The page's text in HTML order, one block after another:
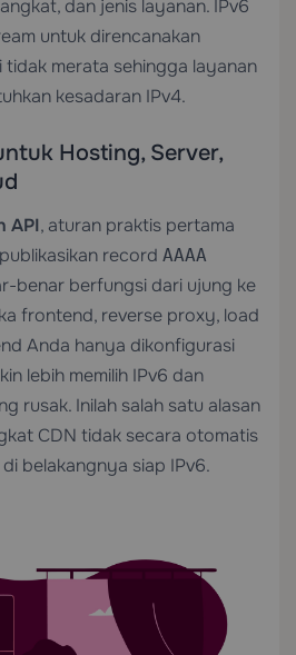
dan jenis layanan. IPv6
untuk direncanakan
tidak merata sehingga layanan
kesadaran IPv4.
Hosting, Server,
API, aturan praktis pertama
record AAAA
benar berfungsi dari ujung ke
frontend, reverse proxy, load
Anda hanya dikonfigurasi
lebih memilih IPv6 dan
rusak. Inilah salah satu alasan
CDN tidak secara otomatis
belakangnya siap IPv6.